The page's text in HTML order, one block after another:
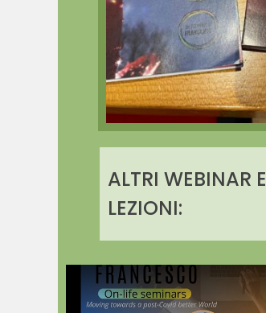
ALTRI WEBINAR E
LEZIONI: